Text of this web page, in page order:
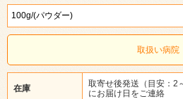
取扱い病院
在庫
取寄せ後発送（目安：
にお届け日をご連絡